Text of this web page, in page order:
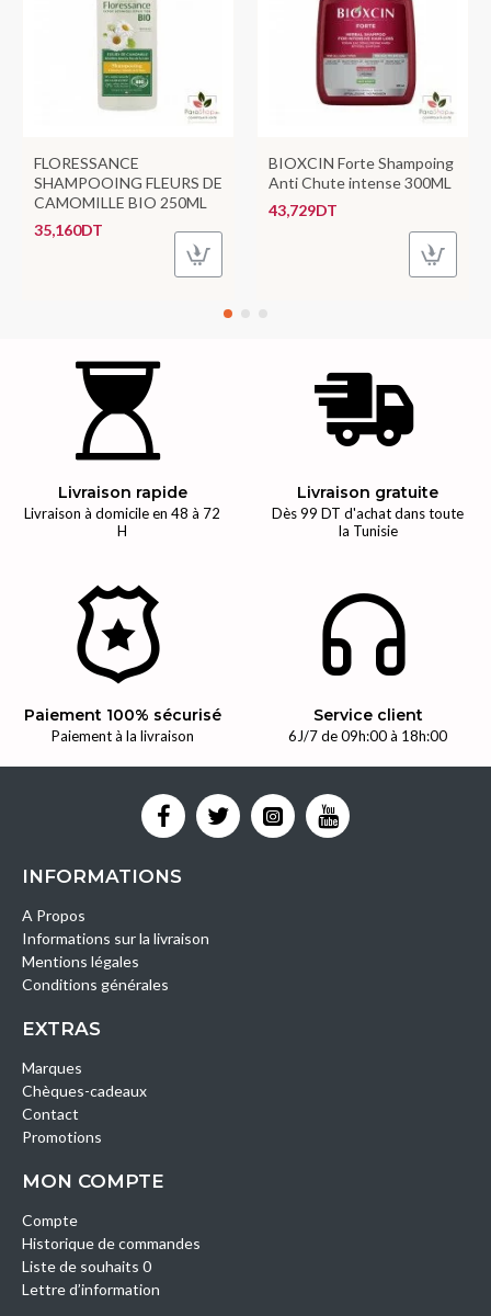
FLORESSANCE
SHAMPOOING FLEURS DE
CAMOMILLE BIO 250ML
35,160DT
BIOXCIN Forte Shampoing
Anti Chute intense 300ML
43,729DT
Livraison rapide
Livraison à domicile en 48 à 72
H
Livraison gratuite
Dès 99 DT d'achat dans toute
la Tunisie
Paiement 100% sécurisé
Paiement à la livraison
Service client
6J/7 de 09h:00 à 18h:00
INFORMATIONS
A Propos
Informations sur la livraison
Mentions légales
Conditions générales
EXTRAS
Marques
Chèques-cadeaux
Contact
Promotions
MON COMPTE
Compte
Historique de commandes
Liste de souhaits 0
Lettre d’information